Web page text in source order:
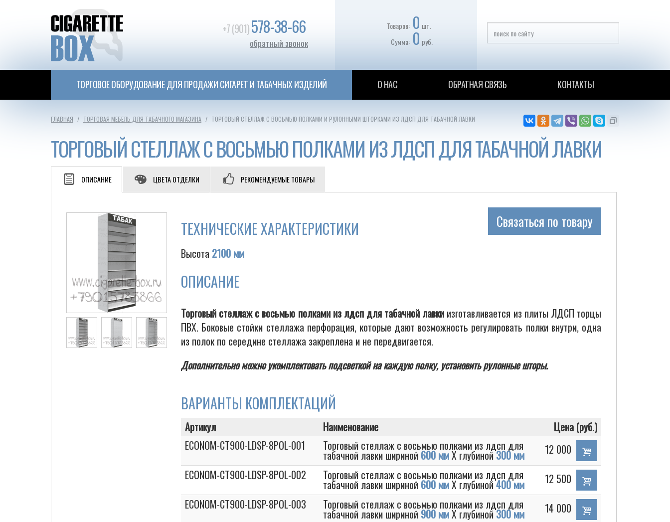
+7 (901)578-38-66
обратный звонок
Товаров: 0 шт.
Сумма: 0 руб.
ТОРГОВОЕ ОБОРУДОВАНИЕ ДЛЯ ПРОДАЖИ СИГАРЕТ И ТАБАЧНЫХ ИЗДЕЛИЙ О НАС ОБРАТНАЯ СВЯЗЬ КОНТАКТЫ
ГЛАВНАЯ ТОРГОВАЯ МЕБЕЛЬ ДЛЯ ТАБАЧНОГО МАГАЗИНА ТОРГОВЫЙ СТЕЛЛАЖ С ВОСЬМЬЮ ПОЛКАМИ И РУЛОННЫМИ ШТОРКАМИ ИЗ ЛДСП ДЛЯ ТАБАЧНОЙ ЛАВКИ
ТОРГОВЫЙ СТЕЛЛАЖ С ВОСЬМЬЮ ПОЛКАМИ ИЗ ЛДСП ДЛЯ ТАБАЧНОЙ ЛАВКИ
ОПИСАНИЕ ЦВЕТА ОТДЕЛКИ РЕКОМЕНДУЕМЫЕ ТОВАРЫ
Связаться по товару
ТЕХНИЧЕСКИЕ ХАРАКТЕРИСТИКИ
Высота 2100 мм
ОПИСАНИЕ
Торговый стеллаж с восьмью полками из лдсп для табачной лавки изготавливается из плиты ЛДСП торцы
ПВХ. Боковые стойки стеллажа перфорация, которые дают возможность регулировать полки внутри, одна
из полок по середине стеллажа закреплена и не передвигается.
Дополнительно можно укомплектовать подсветкой на каждую полку, установить рулонные шторы.
ВАРИАНТЫ КОМПЛЕКТАЦИЙ
Артикул Наименование
Цена (руб.)
ECONOM-CT900-LDSP-8POL-001
Торговый стеллаж с восьмью полками из лдсп для
табачной лавки шириной 600 ммХ глубиной300 мм
12 000
ECONOM-CT900-LDSP-8POL-002
Торговый стеллаж с восьмью полками из лдсп для
табачной лавки шириной 600 ммХ глубиной400 мм
12 500
ECONOM-CT900-LDSP-8POL-003
Торговый стеллаж с восьмью полками из лдсп для
табачной лавки шириной 900 ммХ глубиной300 мм
14 000